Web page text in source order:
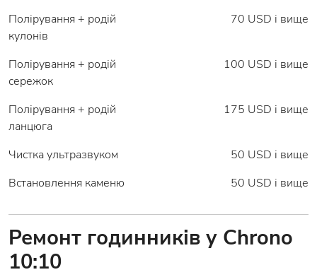
Полірування + родій
кулонів
70 USD і вище
Полірування + родій
сережок
100 USD і вище
Полірування + родій
ланцюга
175 USD і вище
Чистка ультразвуком
50 USD і вище
Встановлення каменю
50 USD і вище
Ремонт годинників у Chrono
10:10